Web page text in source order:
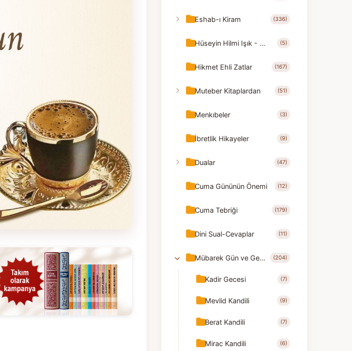
Eshab-ı Kiram (336)
Hüseyin Hilmi Işık - Nasihatler (5)
Hikmet Ehli Zatlar (167)
Muteber Kitaplardan (51)
Menkıbeler (3)
İbretlik Hikayeler (9)
Dualar (47)
Cuma Gününün Önemi (12)
Cuma Tebriği (179)
Dini Sual-Cevaplar (11)
Mübarek Gün ve Geceler (204)
Kadir Gecesi (7)
Mevlid Kandili (9)
Berat Kandili (7)
Mirac Kandili (6)